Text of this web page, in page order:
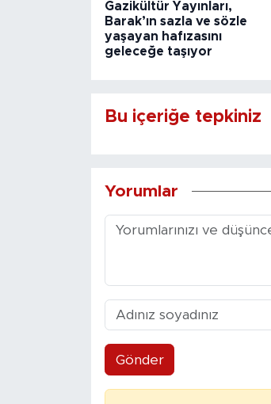
Gazikültür Yayınları,
Barak’ın sazla ve sözle
yaşayan hafızasını
geleceğe taşıyor
Bu içeriğe tepkiniz
Yorumlar
Gönder